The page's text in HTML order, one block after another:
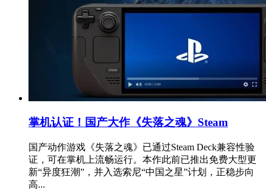
掌机认证！国产大作《失落之魂》Steam
国产动作游戏《失落之魂》已通过Steam Deck兼容性验
证，可在掌机上流畅运行。本作此前已推出免费大型更
新“异度狂潮”，并入选索尼“中国之星”计划，正稳步向
高...